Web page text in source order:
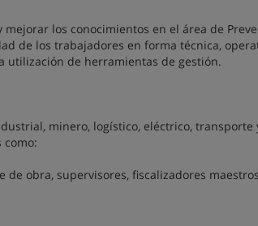
los conocimientos en el área de
de los trabajadores en forma técnica,
utilización de herramientas de gestión.
minero, logístico, eléctrico, transporte
obra, supervisores, fiscalizadores